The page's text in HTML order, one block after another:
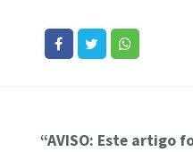
“AVISO: Este artigo